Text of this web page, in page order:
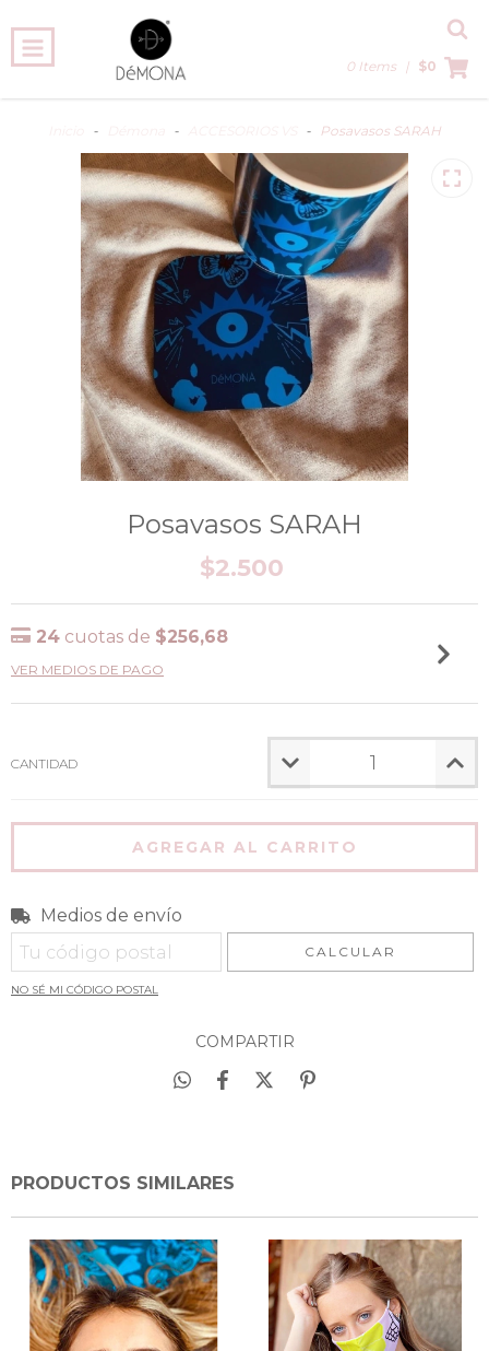
0 Items | $0
- - - Posavasos SARAH
Posavasos SARAH
$2.500
24 cuotas de $256,68
VER MEDIOS DE PAGO
CANTIDAD
Entregas para el CP:
Medios de envío
CALCULAR
NO SÉ MI CÓDIGO POSTAL
COMPARTIR
PRODUCTOS SIMILARES